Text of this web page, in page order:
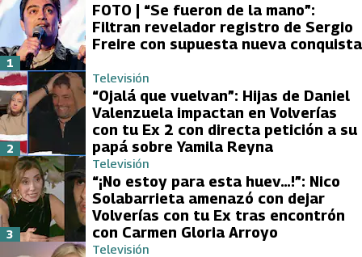
FOTO | “Se fueron de la mano”:
Filtran revelador registro de Sergio
Freire con supuesta nueva conquista
1
Televisión
“Ojalá que vuelvan”: Hijas de Daniel
Valenzuela impactan en Volverías
con tu Ex 2 con directa petición a su
papá sobre Yamila Reyna
2
Televisión
“¡No estoy para esta huev…!”: Nico
Solabarrieta amenazó con dejar
Volverías con tu Ex tras encontrón
con Carmen Gloria Arroyo
3
Televisión